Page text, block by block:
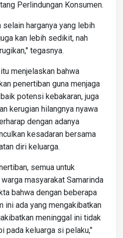
Perlindungan Konsumen.
harganya yang lebih
kan lebih sedikit, nah
tegasnya.
menjelaskan bahwa
penertiban guna menjaga
potensi kebakaran, juga
kerugian hilangnya nyawa
dengan adanya
kesadaran bersama
diri keluarga.
semua untuk
masyarakat Samarinda
bahwa dengan beberapa
ini ada yang mengakibatkan
meninggal ini tidak
pada keluarga si pelaku,"